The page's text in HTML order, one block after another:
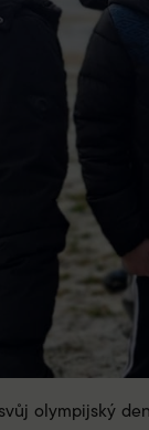
olympijský